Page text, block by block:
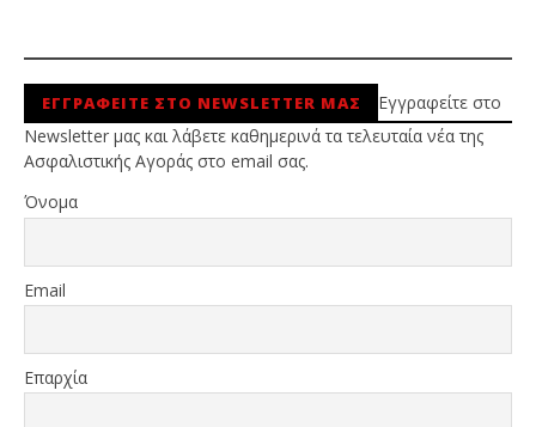
ΕΓΓΡΑΦΕΙΤΕ ΣΤΟ NEWSLETTER ΜΑΣ
Εγγραφείτε στο
Newsletter μας και λάβετε καθημερινά τα τελευταία νέα της
Ασφαλιστικής Αγοράς στο email σας.
Όνομα
Email
Επαρχία